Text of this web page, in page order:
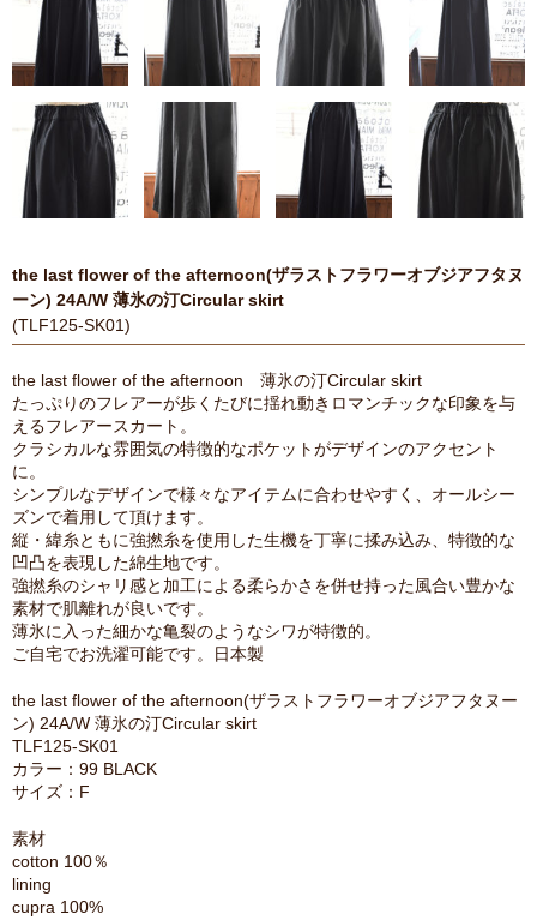
the last flower of the afternoon(ザラストフラワーオブジアフタヌ
ーン) 24A/W 薄氷の汀Circular skirt
(TLF125-SK01)
the last flower of the afternoon 薄氷の汀Circular skirt
たっぷりのフレアーが歩くたびに揺れ動きロマンチックな印象を与
えるフレアースカート。
クラシカルな雰囲気の特徴的なポケットがデザインのアクセント
に。
シンプルなデザインで様々なアイテムに合わせやすく、オールシー
ズンで着用して頂けます。
縦・緯糸ともに強撚糸を使用した生機を丁寧に揉み込み、特徴的な
凹凸を表現した綿生地です。
強撚糸のシャリ感と加工による柔らかさを併せ持った風合い豊かな
素材で肌離れが良いです。
薄氷に入った細かな亀裂のようなシワが特徴的。
ご自宅でお洗濯可能です。日本製
the last flower of the afternoon(ザラストフラワーオブジアフタヌー
ン) 24A/W 薄氷の汀Circular skirt
TLF125-SK01
カラー：99 BLACK
サイズ：F
素材
cotton 100％
lining
cupra 100%